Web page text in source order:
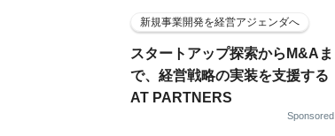
新規事業開発を経営アジェンダへ
スタートアップ探索からM&Aま
で、経営戦略の実装を支援する
AT PARTNERS
Sponsored